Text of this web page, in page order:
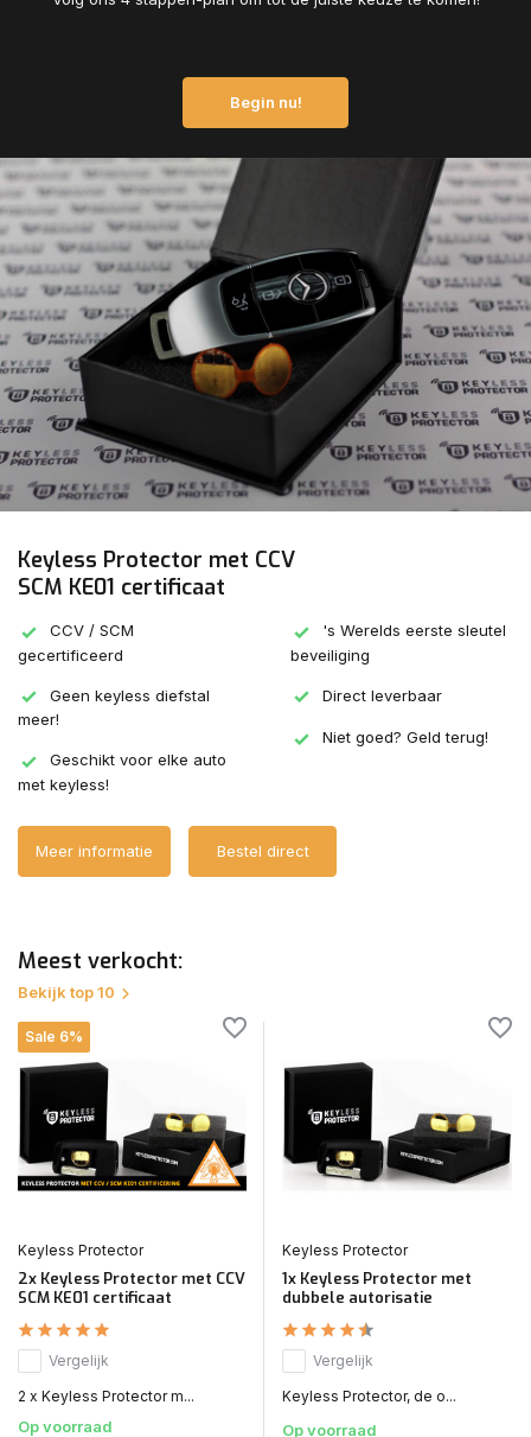
Begin nu!
Keyless Protector met CCV
SCM KE01 certificaat
CCV / SCM
gecertificeerd
Geen keyless diefstal
meer!
Geschikt voor elke auto
met keyless!
's Werelds eerste sleutel
beveiliging
Direct leverbaar
Niet goed? Geld terug!
Meer informatie Bestel direct
Meest verkocht:
Bekijk top 10
Sale 6%
Keyless Protector
2x Keyless Protector met CCV
SCM KE01 certificaat
Vergelijk
2 x Keyless Protector m...
Op voorraad
Keyless Protector
1x Keyless Protector met
dubbele autorisatie
Vergelijk
Keyless Protector, de o...
Op voorraad